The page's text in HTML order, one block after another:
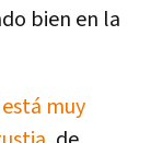
bien en la
muy